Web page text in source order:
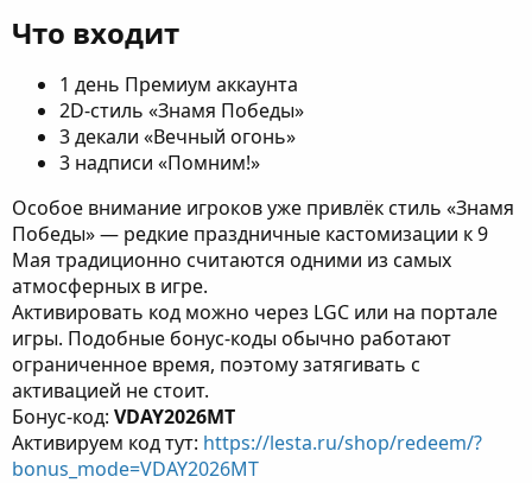
Что входит​
1 день Премиум аккаунта
2D-стиль «Знамя Победы»
3 декали «Вечный огонь»
3 надписи «Помним!»
Особое внимание игроков уже привлёк стиль «Знамя
Победы» — редкие праздничные кастомизации к 9
Мая традиционно считаются одними из самых
атмосферных в игре.
Активировать код можно через LGC или на портале
игры. Подобные бонус-коды обычно работают
ограниченное время, поэтому затягивать с
активацией не стоит.
Бонус-код: VDAY2026MT
Активируем код тут: https://lesta.ru/shop/redeem/?
bonus_mode=VDAY2026MT